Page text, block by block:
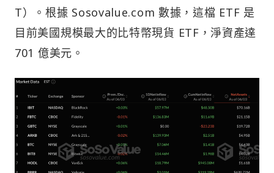
T）。根據 Sosovalue.com 數據，這檔 ETF 是
目前美國規模最大的比特幣現貨 ETF，淨資產達
701 億美元。